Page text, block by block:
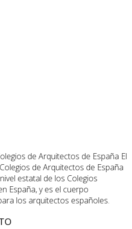
El
de Arquitectos de España
estatal de los Colegios
España, y es el cuerpo
los arquitectos españoles.